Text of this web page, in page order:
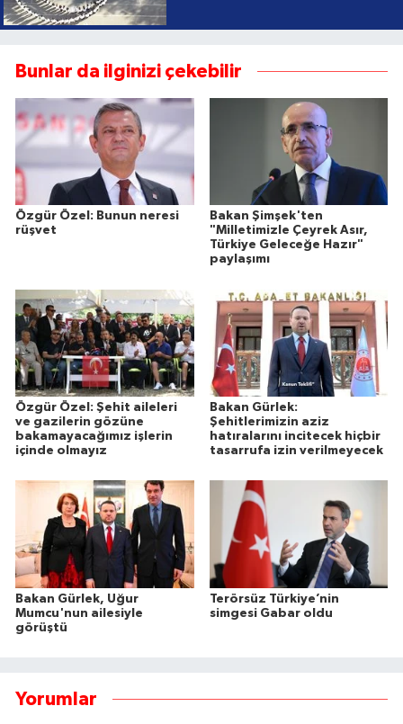
Bunlar da ilginizi çekebilir
Özgür Özel: Bunun neresi
rüşvet
Bakan Şimşek'ten
"Milletimizle Çeyrek Asır,
Türkiye Geleceğe Hazır"
paylaşımı
Özgür Özel: Şehit aileleri
ve gazilerin gözüne
bakamayacağımız işlerin
içinde olmayız
Bakan Gürlek:
Şehitlerimizin aziz
hatıralarını incitecek hiçbir
tasarrufa izin verilmeyecek
Bakan Gürlek, Uğur
Mumcu'nun ailesiyle
görüştü
Terörsüz Türkiye’nin
simgesi Gabar oldu
Yorumlar